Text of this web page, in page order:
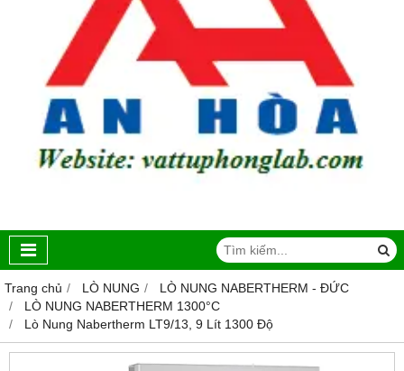
Trang chủ LÒ NUNG
LÒ NUNG NABERTHERM - ĐỨC
LÒ NUNG NABERTHERM 1300°C
Lò Nung Nabertherm LT9/13, 9 Lít 1300 Độ